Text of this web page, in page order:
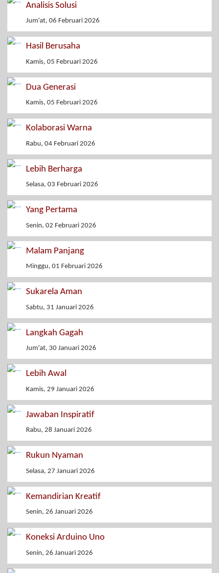
Analisis Solusi
Jum'at, 06 Februari 2026
Hasil Berusaha
Kamis, 05 Februari 2026
Dua Generasi
Kamis, 05 Februari 2026
Kolaborasi Warna
Rabu, 04 Februari 2026
Lebih Berharga
Selasa, 03 Februari 2026
Yang Pertama
Senin, 02 Februari 2026
Malam Panjang
Minggu, 01 Februari 2026
Sukarela Aman
Sabtu, 31 Januari 2026
Langkah Gagah
Jum'at, 30 Januari 2026
Lebih Awal
Kamis, 29 Januari 2026
Jawaban Inspiratif
Rabu, 28 Januari 2026
Rukun Nyaman
Selasa, 27 Januari 2026
Kemandirian Kreatif
Senin, 26 Januari 2026
Koneksi Arduino Uno
Senin, 26 Januari 2026